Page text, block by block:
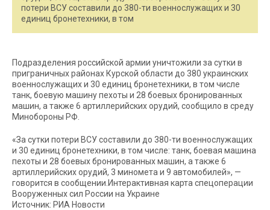
потери ВСУ составили до 380-ти военнослужащих и 30
единиц бронетехники, в том
Подразделения российской армии уничтожили за сутки в
приграничных районах Курской области до 380 украинских
военнослужащих и 30 единиц бронетехники, в том числе
танк, боевую машину пехоты и 28 боевых бронированных
машин, а также 6 артиллерийских орудий, сообщило в среду
Минобороны РФ.
«За сутки потери ВСУ составили до 380-ти военнослужащих
и 30 единиц бронетехники, в том числе: танк, боевая машина
пехоты и 28 боевых бронированных машин, а также 6
артиллерийских орудий, 3 миномета и 9 автомобилей», —
говорится в сообщении.Интерактивная карта спецоперации
Вооруженных сил России на Украине
Источник: РИА Новости